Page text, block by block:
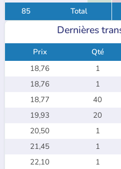
85
Total
Dernières
Prix Qté
18,76
1
18,76
1
18,77
40
19,93
20
20,50
1
21,45
1
22,10
1